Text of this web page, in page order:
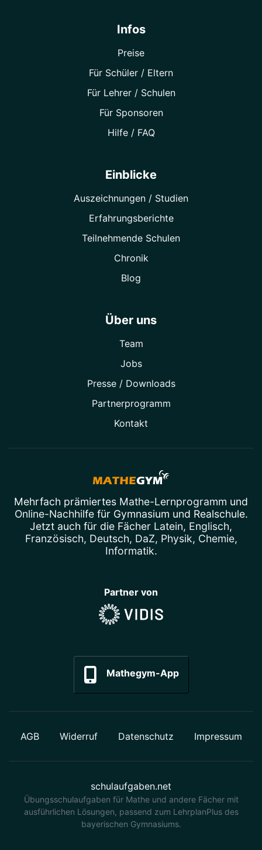
Infos
Preise
Für Schüler / Eltern
Für Lehrer / Schulen
Für Sponsoren
Hilfe / FAQ
Einblicke
Auszeichnungen / Studien
Erfahrungsberichte
Teilnehmende Schulen
Chronik
Blog
Über uns
Team
Jobs
Presse / Downloads
Partner­programm
Kontakt
Mehrfach prämiertes Mathe-Lernprogramm und
Online-Nachhilfefür Gymnasium und Realschule.
Jetzt auch für die Fächer Latein, Englisch,
Französisch, Deutsch, DaZ, Physik, Chemie,
Informatik.
Partner von
Mathegym-App
AGB Widerruf Datenschutz Impressum
schulaufgaben.net
Übungsschulaufgaben für Mathe und andere Fächer mit
ausführlichen Lösungen, passend zum LehrplanPlus des
bayerischen Gymnasiums.